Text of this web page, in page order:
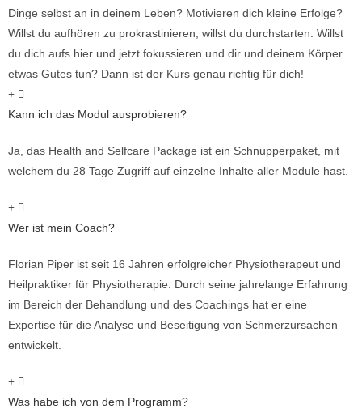
Dinge selbst an in deinem Leben? Motivieren dich kleine Erfolge?
Willst du aufhören zu prokrastinieren, willst du durchstarten. Willst
du dich aufs hier und jetzt fokussieren und dir und deinem Körper
etwas Gutes tun? Dann ist der Kurs genau richtig für dich!
Kann ich das Modul ausprobieren?
Ja, das Health and Selfcare Package ist ein Schnupperpaket, mit
welchem du 28 Tage Zugriff auf einzelne Inhalte aller Module hast.
Wer ist mein Coach?
Florian Piper ist seit 16 Jahren erfolgreicher Physiotherapeut und
Heilpraktiker für Physiotherapie. Durch seine jahrelange Erfahrung
im Bereich der Behandlung und des Coachings hat er eine
Expertise für die Analyse und Beseitigung von Schmerzursachen
entwickelt.
Was habe ich von dem Programm?